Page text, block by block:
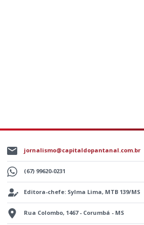
jornalismo@capitaldopantanal.com.br
(67) 99620-0231
Editora-chefe: Sylma Lima, MTB 139/MS
Rua Colombo, 1467 - Corumbá - MS